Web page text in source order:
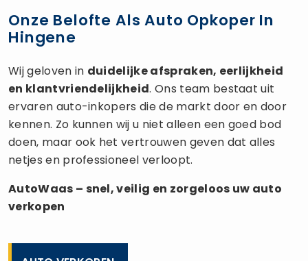
Onze Belofte Als Auto Opkoper In
Hingene
Wij geloven in duidelijke afspraken, eerlijkheid
en klantvriendelijkheid. Ons team bestaat uit
ervaren auto-inkopers die de markt door en door
kennen. Zo kunnen wij u niet alleen een goed bod
doen, maar ook het vertrouwen geven dat alles
netjes en professioneel verloopt.
AutoWaas – snel, veilig en zorgeloos uw auto
verkopen